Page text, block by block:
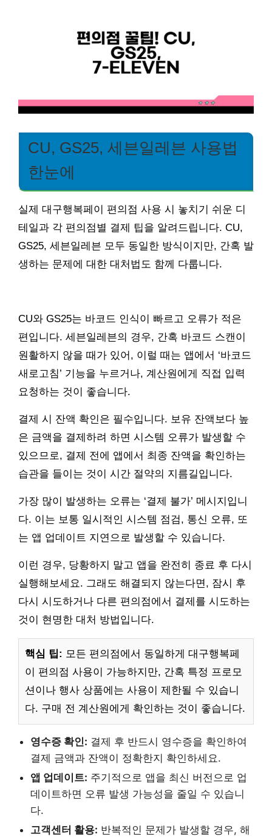
CU, GS25, 세븐일레븐 사용법
한눈에
실제 대구행복페이 편의점 사용 시 놓치기 쉬운 디
테일과 각 편의점별 결제 팁을 알려드립니다. CU,
GS25, 세븐일레븐 모두 동일한 방식이지만, 간혹 발
생하는 문제에 대한 대처법도 함께 다룹니다.
CU와 GS25는 바코드 인식이 빠르고 오류가 적은
편입니다. 세븐일레븐의 경우, 간혹 바코드 스캔이
원활하지 않을 때가 있어, 이럴 때는 앱에서 ‘바코드
새로고침’ 기능을 누르거나, 계산원에게 직접 입력
요청하는 것이 좋습니다.
결제 시 잔액 확인은 필수입니다. 보유 잔액보다 높
은 금액을 결제하려 하면 시스템 오류가 발생할 수
있으므로, 결제 전에 앱에서 최종 잔액을 확인하는
습관을 들이는 것이 시간 절약의 지름길입니다.
가장 많이 발생하는 오류는 ‘결제 불가’ 메시지입니
다. 이는 보통 일시적인 시스템 점검, 통신 오류, 또
는 앱 업데이트 지연으로 발생할 수 있습니다.
이런 경우, 당황하지 말고 앱을 완전히 종료 후 다시
실행해보세요. 그래도 해결되지 않는다면, 잠시 후
다시 시도하거나 다른 편의점에서 결제를 시도하는
것이 현명한 대처 방법입니다.
핵심 팁: 모든 편의점에서 동일하게 대구행복페
이 편의점 사용이 가능하지만, 간혹 특정 프로모
션이나 행사 상품에는 사용이 제한될 수 있습니
다. 구매 전 계산원에게 확인하는 것이 좋습니다.
영수증 확인: 결제 후 반드시 영수증을 확인하여
결제 금액과 잔액이 정확한지 확인하세요.
앱 업데이트: 주기적으로 앱을 최신 버전으로 업
데이트하면 오류 발생 가능성을 줄일 수 있습니
다.
고객센터 활용: 반복적인 문제가 발생할 경우, 해